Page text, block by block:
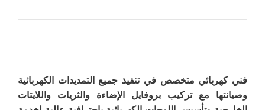
فني كهربائي متخصص في تنفيذ جميع التمديدات الكهربائية
وصيانتها مع تركيب بروفايل الإضاءة والثريات واللايتات